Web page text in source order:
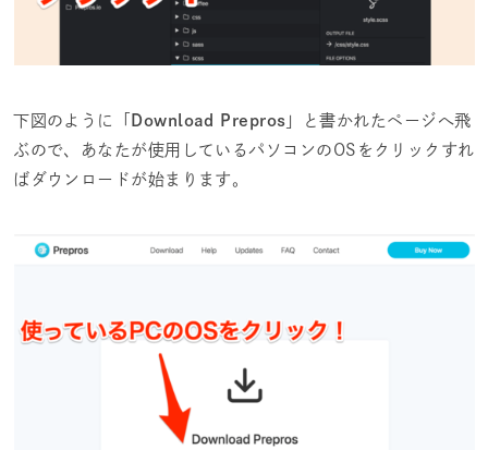
下図のように「 Download Prepros 」と書かれたページへ飛
ぶので、あなたが使用しているパソコンのOSをクリックすれ
ばダウンロードが始まります。